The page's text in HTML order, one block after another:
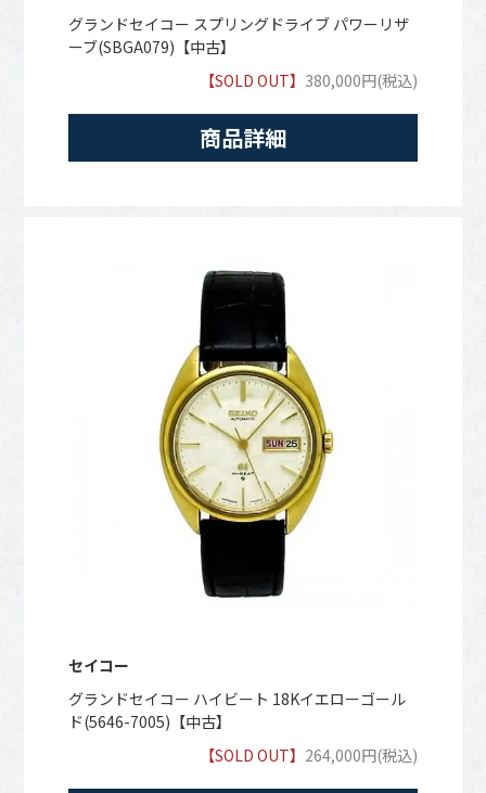
グランドセイコー スプリングドライブ パワーリザ
ーブ(SBGA079)【中古】
【SOLD OUT】 380,000円(税込)
商品詳細
セイコー
グランドセイコー ハイビート 18Kイエローゴール
ド(5646-7005)【中古】
【SOLD OUT】 264,000円(税込)